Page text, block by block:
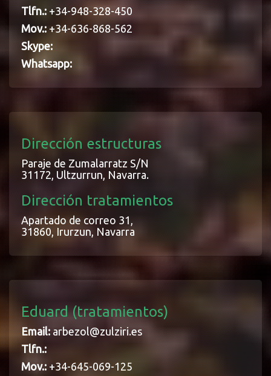
Tlfn.:+34-948-328-450
Mov.:+34-636-868-562
Skype:
Whatsapp:
Dirección estructuras
Paraje de Zumalarratz S/N
31172, Ultzurrun, Navarra.
Dirección tratamientos
Apartado de correo 31,
31860, Irurzun, Navarra
Eduard (tratamientos)
Email:arbezol@zulziri.es
Tlfn.:
Mov.:+34-645-069-125